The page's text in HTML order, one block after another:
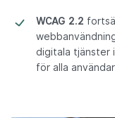
WCAG 2.2
digitala tjänster
för alla